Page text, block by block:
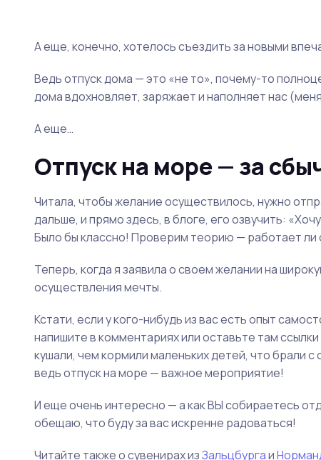
А еще, конечно, хотелось съездить за новыми
Ведь отпуск дома — это «не то», почему-то
дома вдохновляет, заряжает и наполняет нас
А еще…
Отпуск на море — за
Читала, чтобы желание осуществилось, нужно
дальше, и прямо здесь, в блоге, его озвучить:
Было бы классно! Проверим теорию — работает ли
Теперь, когда я заявила о своем желании на
осуществления мечты.
Кстати, если у кого-нибудь из вас есть опыт
напишите в комментариях или оставьте там
кушали, чем кормили маленьких детей, что брали
ведь отпуск на море — важное мероприятие!
И еще очень интересно — а как ВЫ собираетесь
обещаю, что буду за вас искренне радоваться!
Читайте также о сувенирах изЗальцбургаи